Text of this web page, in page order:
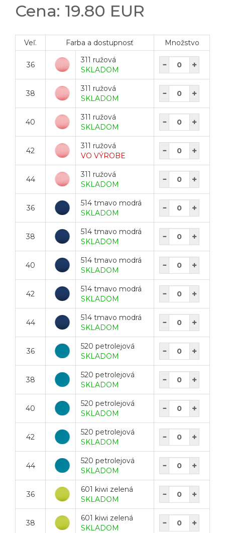
Cena: 19.80 EUR
Veľ. Farba a dostupnosť Množstvo
36
311 ružová
SKLADOM
38
311 ružová
SKLADOM
40
311 ružová
SKLADOM
42
311 ružová
VO VÝROBE
44
311 ružová
SKLADOM
36
514 tmavo modrá
SKLADOM
38
514 tmavo modrá
SKLADOM
40
514 tmavo modrá
SKLADOM
42
514 tmavo modrá
SKLADOM
44
514 tmavo modrá
SKLADOM
36
520 petrolejová
SKLADOM
38
520 petrolejová
SKLADOM
40
520 petrolejová
SKLADOM
42
520 petrolejová
SKLADOM
44
520 petrolejová
SKLADOM
36
601 kiwi zelená
SKLADOM
38
601 kiwi zelená
SKLADOM